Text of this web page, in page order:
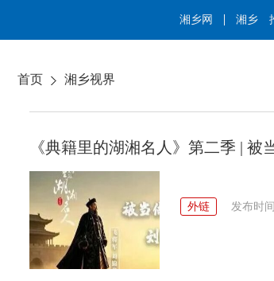
湘乡网 湘乡
首页 湘乡视界
《典籍里的湖湘名人》第二季 | 被
外链 发布时